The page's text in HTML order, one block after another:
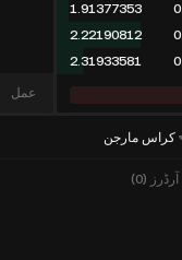
کراس مارجن
عمل
1.91377353
2.22190812
2.31933581
(0)